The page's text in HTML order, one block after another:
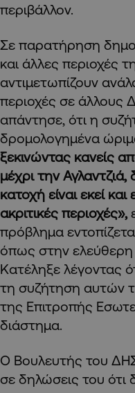
περιβάλλον.
Σε παρατήρηση
και άλλες περιοχές
αντιμετωπίζουν
περιοχές σε άλλους
απάντησε, ότι η
δρομολογημένα
ξεκινώντας κανείς
μέχρι την
κατοχή είναι εκεί
ακριτικές περιοχές»,
πρόβλημα
όπως στην
Κατέληξε λέγοντας
τη συζήτηση αυτών
της Επιτροπής
διάστημα.
Ο Βουλευτής του
σε δηλώσεις του ότι